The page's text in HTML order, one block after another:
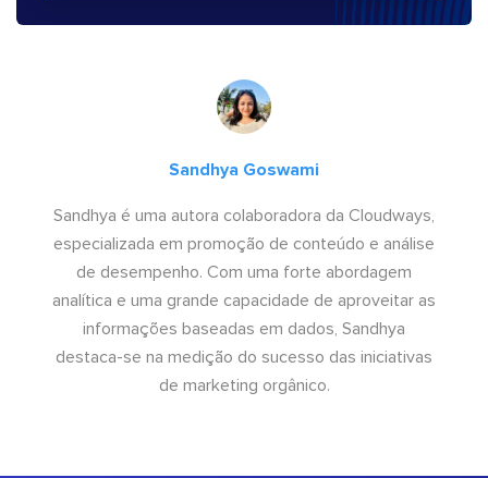
Sandhya Goswami
Sandhya é uma autora colaboradora da Cloudways,
especializada em promoção de conteúdo e análise
de desempenho. Com uma forte abordagem
analítica e uma grande capacidade de aproveitar as
informações baseadas em dados, Sandhya
destaca-se na medição do sucesso das iniciativas
de marketing orgânico.